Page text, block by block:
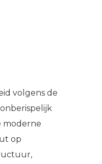
volgens de
moderne
op